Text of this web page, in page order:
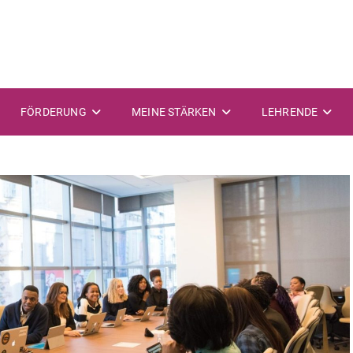
FÖRDERUNG MEINE STÄRKEN LEHRENDE